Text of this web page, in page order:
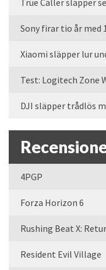
True Caller släpper
Sony firar tio år med
Xiaomi släpper lur
Test: Logitech Zone
DJI släpper trådlös
4PGP
Forza Horizon 6
Rushing Beat X:
Resident Evil Village